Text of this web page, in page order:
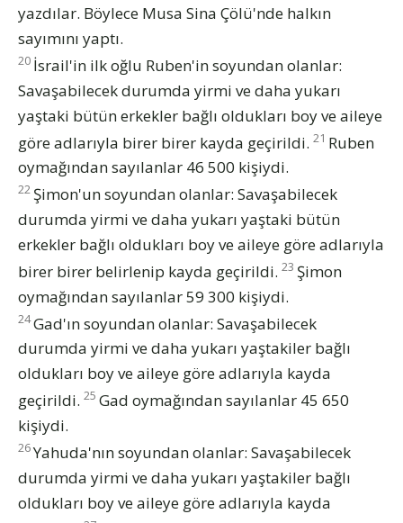
yazdılar. Böylece Musa Sina Çölü'nde halkın
sayımını yaptı.
20 İsrail'in ilk oğlu Ruben'in soyundan olanlar:
Savaşabilecek durumda yirmi ve daha yukarı
yaştaki bütün erkekler bağlı oldukları boy ve aileye
göre adlarıyla birer birer kayda geçirildi. 21 Ruben
oymağından sayılanlar 46 500 kişiydi.
22 Şimon'un soyundan olanlar: Savaşabilecek
durumda yirmi ve daha yukarı yaştaki bütün
erkekler bağlı oldukları boy ve aileye göre adlarıyla
birer birer belirlenip kayda geçirildi. 23 Şimon
oymağından sayılanlar 59 300 kişiydi.
24Gad'ın soyundan olanlar: Savaşabilecek
durumda yirmi ve daha yukarı yaştakiler bağlı
oldukları boy ve aileye göre adlarıyla kayda
geçirildi. 25 Gad oymağından sayılanlar 45 650
kişiydi.
26Yahuda'nın soyundan olanlar: Savaşabilecek
durumda yirmi ve daha yukarı yaştakiler bağlı
oldukları boy ve aileye göre adlarıyla kayda